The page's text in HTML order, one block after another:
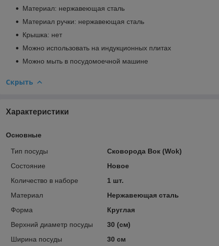
Материал: нержавеющая сталь
Материал ручки: нержавеющая сталь
Крышка: нет
Можно использовать на индукционных плитах
Можно мыть в посудомоечной машине
Скрыть
Характеристики
Основные
Тип посуды
Сковорода Вок (Wok)
Состояние
Новое
Количество в наборе
1 шт.
Материал
Нержавеющая сталь
Форма
Круглая
Верхний диаметр посуды
30 (см)
Ширина посуды
30 см